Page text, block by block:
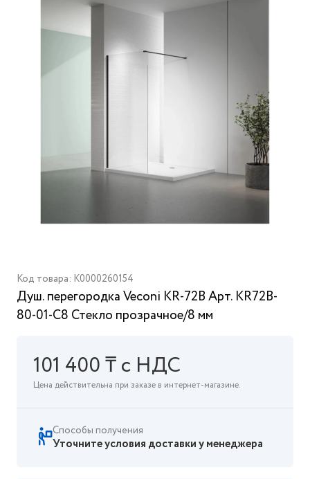
Код товара: K0000260154
Душ. перегородка Veconi KR-72B Арт. KR72B-
80-01-C8 Стекло прозрачное/8 мм
101 400 ₸ с НДС
Цена действительна при заказе в интернет-магазине.
Способы получения
Уточните условия доставки у менеджера